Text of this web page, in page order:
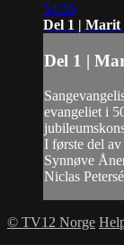
54:50
Del 1 | Marit
Del 1 |
evangeliet i
I første del
Synnøve
Niclas
© TV12 Norge